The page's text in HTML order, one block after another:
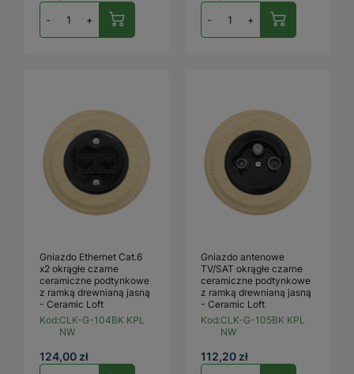
- + - +
Gniazdo Ethernet Cat.6
x2 okrągłe czarne
ceramiczne podtynkowe
z ramką drewnianą jasną
- Ceramic Loft
Kod:CLK-G-104BK KPL
NW
124,00 zł
Gniazdo antenowe
TV/SAT okrągłe czarne
ceramiczne podtynkowe
z ramką drewnianą jasną
- Ceramic Loft
Kod:CLK-G-105BK KPL
NW
112,20 zł